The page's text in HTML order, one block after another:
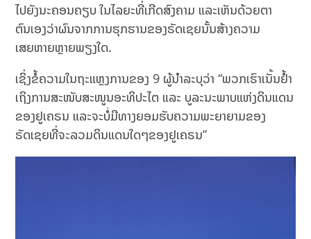
ໄປຍັງນະຄອນຄຽບ ໃນໄລຍະທີ່ເກີດສົງຄາມ ແລະເຫັນດ້ວຍຕາ
ຕົນເອງວ່າຜົນຈາກການຮຸກຮານຂອງຣັດເຊຍນັ້ນສ້າງຄວາມ
ເສຍຫາຍຫຼາຍພຽງໃດ.
ເຊິ່ງຂໍ້ຄວາມໃນຖະແຫຼງການຂອງ 9 ຜູ້ນຳລະບຸວ່າ “ພວກເຮົາເນັ້ນຢ້ຳ
ເຖິງການສະໜັບສະໜູນອະທິປະໄຕ ແລະ ບູລະນະພາບແຫ່ງດິນແດນ
ຂອງຢູເຄຣນ ແລະຈະບໍ່ມີທາງຍອມຮັບຄວາມພະຍາຍາມຂອງ
ຣັດເຊຍທີ່ຈະລວມດິນແດນໃດໆຂອງຢູເຄຣນ”